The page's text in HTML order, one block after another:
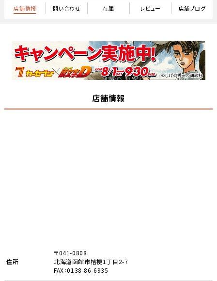
店舗情報 問い合わせ 在庫 レビュー 店舗ブログ
店舗情報
住所
〒041-0808
北海道函館市桔梗1丁目2-7
FAX：0138-86-6935